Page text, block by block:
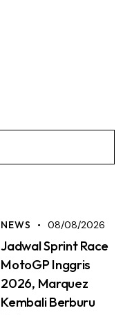
NEWS 08/08/2026
Jadwal Sprint Race
MotoGP Inggris
2026, Marquez
Kembali Berburu